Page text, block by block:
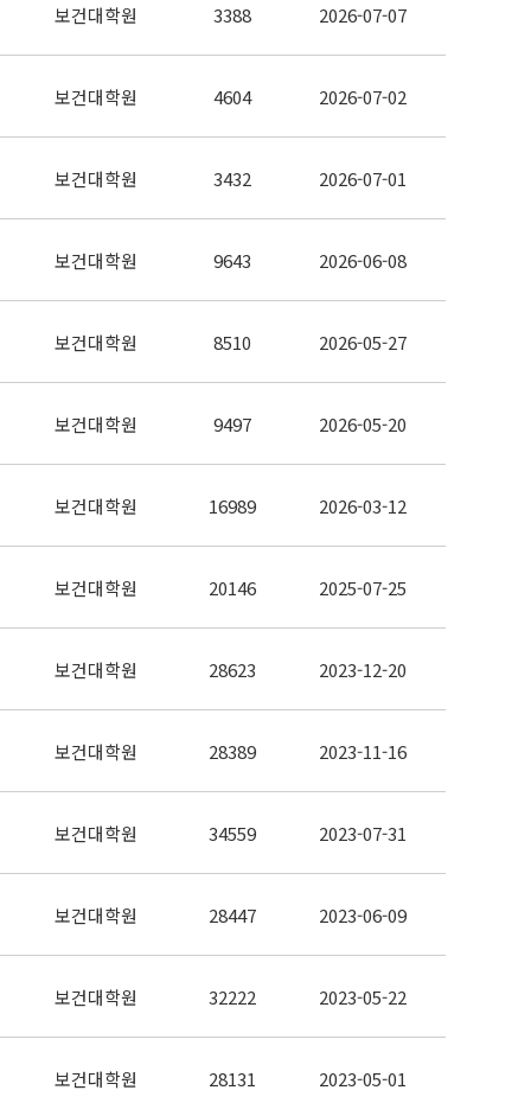
보건대학원 3388 2026-07-07
보건대학원 4604 2026-07-02
보건대학원 3432 2026-07-01
보건대학원 9643 2026-06-08
보건대학원 8510 2026-05-27
보건대학원 9497 2026-05-20
보건대학원 16989 2026-03-12
보건대학원 20146 2025-07-25
보건대학원 28623 2023-12-20
보건대학원 28389 2023-11-16
보건대학원 34559 2023-07-31
보건대학원 28447 2023-06-09
보건대학원 32222 2023-05-22
보건대학원 28131 2023-05-01